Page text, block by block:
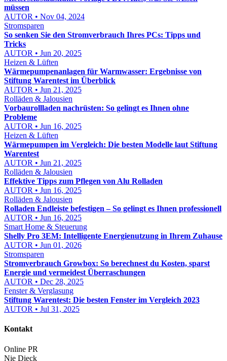
müssen
AUTOR • Nov 04, 2024
Stromsparen
So senken Sie den Stromverbrauch Ihres PCs: Tipps und
Tricks
AUTOR • Jun 20, 2025
Heizen & Lüften
Wärmepumpenanlagen für Warmwasser: Ergebnisse von
Stiftung Warentest im Überblick
AUTOR • Jun 21, 2025
Rolläden & Jalousien
Vorbaurollladen nachrüsten: So gelingt es Ihnen ohne
Probleme
AUTOR • Jun 16, 2025
Heizen & Lüften
Wärmepumpen im Vergleich: Die besten Modelle laut Stiftung
Warentest
AUTOR • Jun 21, 2025
Rolläden & Jalousien
Effektive Tipps zum Pflegen von Alu Rolladen
AUTOR • Jun 16, 2025
Rolläden & Jalousien
Rolladen Endleiste befestigen – So gelingt es Ihnen professionell
AUTOR • Jun 16, 2025
Smart Home & Steuerung
Shelly Pro 3EM: Intelligente Energienutzung in Ihrem Zuhause
AUTOR • Jun 01, 2026
Stromsparen
Stromverbrauch Growbox: So berechnest du Kosten, sparst
Energie und vermeidest Überraschungen
AUTOR • Dec 28, 2025
Fenster & Verglasung
Stiftung Warentest: Die besten Fenster im Vergleich 2023
AUTOR • Jul 31, 2025
Kontakt
Online PR
Nie Dieck